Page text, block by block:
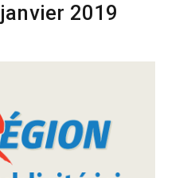
2019